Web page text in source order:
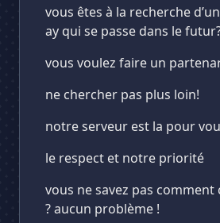
vous êtes à la recherche
ay qui se passe dans le
vous voulez faire un
ne chercher pas plus loin!
notre serveur est la pour
le respect et notre priorité
vous ne savez pas comment
? aucun problème !